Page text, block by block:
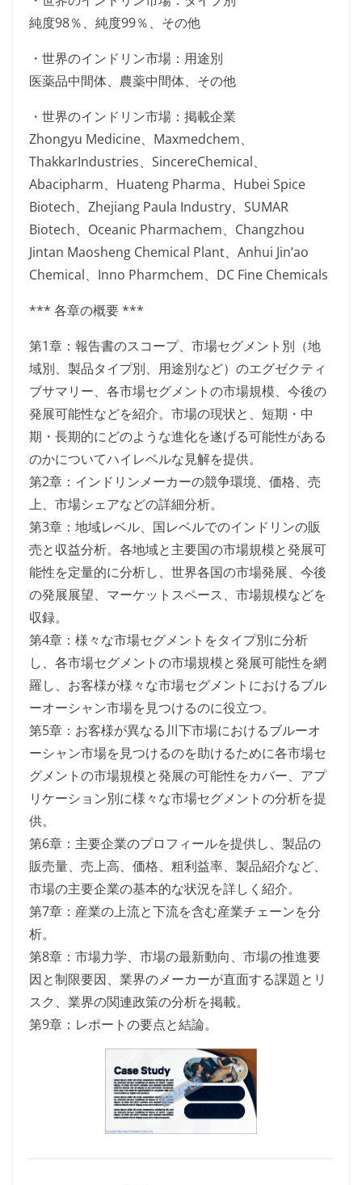
純度98％、純度99％、その他
・世界のインドリン市場：用途別
医薬品中間体、農薬中間体、その他
・世界のインドリン市場：掲載企業
Zhongyu Medicine、Maxmedchem、
ThakkarIndustries、SincereChemical、
Abacipharm、Huateng Pharma、Hubei Spice
Biotech、Zhejiang Paula Industry、SUMAR
Biotech、Oceanic Pharmachem、Changzhou
Jintan Maosheng Chemical Plant、Anhui Jin’ao
Chemical、Inno Pharmchem、DC Fine Chemicals
*** 各章の概要 ***
第1章：報告書のスコープ、市場セグメント別（地
域別、製品タイプ別、用途別など）のエグゼクティ
ブサマリー、各市場セグメントの市場規模、今後の
発展可能性などを紹介。市場の現状と、短期・中
期・長期的にどのような進化を遂げる可能性がある
のかについてハイレベルな見解を提供。
第2章：インドリンメーカーの競争環境、価格、売
上、市場シェアなどの詳細分析。
第3章：地域レベル、国レベルでのインドリンの販
売と収益分析。各地域と主要国の市場規模と発展可
能性を定量的に分析し、世界各国の市場発展、今後
の発展展望、マーケットスペース、市場規模などを
収録。
第4章：様々な市場セグメントをタイプ別に分析
し、各市場セグメントの市場規模と発展可能性を網
羅し、お客様が様々な市場セグメントにおけるブル
ーオーシャン市場を見つけるのに役立つ。
第5章：お客様が異なる川下市場におけるブルーオ
ーシャン市場を見つけるのを助けるために各市場セ
グメントの市場規模と発展の可能性をカバー、アプ
リケーション別に様々な市場セグメントの分析を提
供。
第6章：主要企業のプロフィールを提供し、製品の
販売量、売上高、価格、粗利益率、製品紹介など、
市場の主要企業の基本的な状況を詳しく紹介。
第7章：産業の上流と下流を含む産業チェーンを分
析。
第8章：市場力学、市場の最新動向、市場の推進要
因と制限要因、業界のメーカーが直面する課題とリ
スク、業界の関連政策の分析を掲載。
第9章：レポートの要点と結論。